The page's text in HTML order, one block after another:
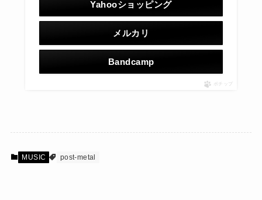
Yahooショッピング
メルカリ
Bandcamp
ポチップ
MUSIC post-metal